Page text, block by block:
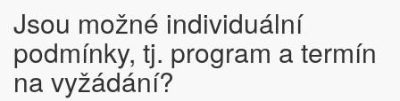
Jsou možné individuální
podmínky, tj. program a termín
na vyžádání?